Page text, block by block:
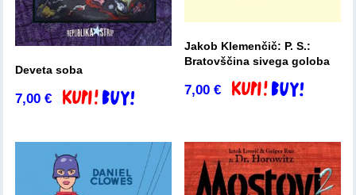
Deveta soba
7,00€ Dodaj v košarico
Jakob Klemenčič: P. S.:
Bratovščina sivega goloba
7,00€ Dodaj v košarico